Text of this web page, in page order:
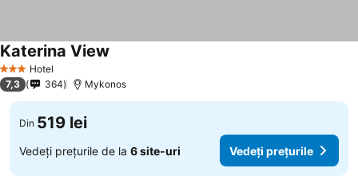
3 SteleHotel
Katerina View
7,3 364 Mykonos
Din 519 lei
Vedeți prețurile de la 6 site-uri Vedeți prețurile